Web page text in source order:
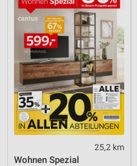
25,2 km
Wohnen Spezial